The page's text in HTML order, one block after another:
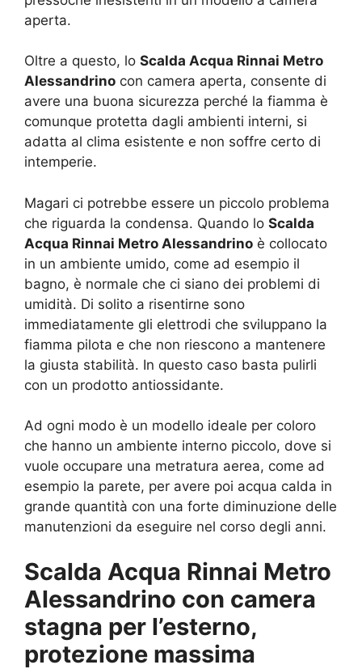
aperta.
Oltre a questo, lo Scalda Acqua Rinnai Metro
Alessandrino con camera aperta, consente di
avere una buona sicurezza perché la fiamma è
comunque protetta dagli ambienti interni, si
adatta al clima esistente e non soffre certo di
intemperie.
Magari ci potrebbe essere un piccolo problema
che riguarda la condensa. Quando lo Scalda
Acqua Rinnai Metro Alessandrino è collocato
in un ambiente umido, come ad esempio il
bagno, è normale che ci siano dei problemi di
umidità. Di solito a risentirne sono
immediatamente gli elettrodi che sviluppano la
fiamma pilota e che non riescono a mantenere
la giusta stabilità. In questo caso basta pulirli
con un prodotto antiossidante.
Ad ogni modo è un modello ideale per coloro
che hanno un ambiente interno piccolo, dove si
vuole occupare una metratura aerea, come ad
esempio la parete, per avere poi acqua calda in
grande quantità con una forte diminuzione delle
manutenzioni da eseguire nel corso degli anni.
Scalda Acqua Rinnai Metro
Alessandrino con camera
stagna per l’esterno,
protezione massima